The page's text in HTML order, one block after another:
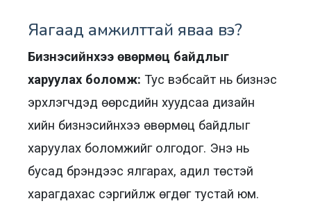
Яагаад амжилттай яваа вэ?
Бизнэсийнхээ өвөрмөц байдлыг
харуулах боломж: Тус вэбсайт нь бизнэс
эрхлэгчдэд өөрсдийн хуудсаа дизайн
хийн бизнэсийнхээ өвөрмөц байдлыг
харуулах боломжийг олгодог. Энэ нь
бусад брэндээс ялгарах, адил төстэй
харагдахас сэргийлж өгдөг тустай юм.